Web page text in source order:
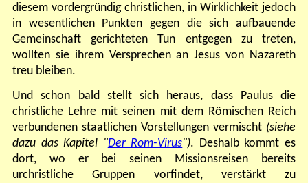
diesem vordergründig christlichen, in Wirklichkeit jedoch
in wesentlichen Punkten gegen die sich aufbauende
Gemeinschaft gerichteten Tun entgegen zu treten,
wollten sie ihrem Versprechen an Jesus von Nazareth
treu bleiben.
Und schon bald stellt sich heraus, dass Paulus die
christliche Lehre mit seinen mit dem Römischen Reich
verbundenen staatlichen Vorstellungen vermischt (siehe
dazu das Kapitel "Der Rom-Virus"). Deshalb kommt es
dort, wo er bei seinen Missionsreisen bereits
urchristliche Gruppen vorfindet, verstärkt zu